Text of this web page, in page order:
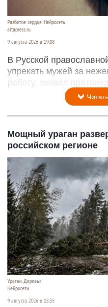
Разбитое сердце. Нейросеть.
altapress.ru.
9 августа 2026 в 19:08
В Русской
упрекать мужей за
работу, заявил
Мощный ураган
российском регионе
Ураган. Деревья
Нейросети
9 августа 2026 в 18:35